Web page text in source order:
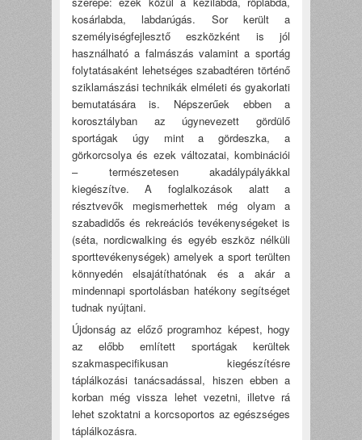
kosárlabda, labdarúgás. Sor került a
személyiségfejlesztő eszközként is jól
használható a falmászás valamint a sportág
folytatásaként lehetséges szabadtéren történő
sziklamászási technikák elméleti és gyakorlati
bemutatására is. Népszerűek ebben a
korosztályban az úgynevezett gördülő
sportágak úgy mint a gördeszka, a
görkorcsolya és ezek változatai, kombinációi
– természetesen akadálypályákkal
kiegészítve. A foglalkozások alatt a
résztvevők megismerhettek még olyam a
szabadidős és rekreációs tevékenységeket is
(séta, nordicwalking és egyéb eszköz nélküli
sporttevékenységek) amelyek a sport terülten
könnyedén elsajátíthatónak és a akár a
mindennapi sportolásban hatékony segítséget
tudnak nyújtani.
Újdonság az előző programhoz képest, hogy
az előbb említett sportágak kerültek
szakmaspecifikusan kiegészítésre
táplálkozási tanácsadással, hiszen ebben a
korban még vissza lehet vezetni, illetve rá
lehet szoktatni a korcsoportos az egészséges
táplálkozásra.